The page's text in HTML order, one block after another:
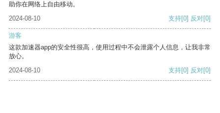
助你在网络上自由移动。
2024-08-10
支持[0] 反对[0]
游客
这款加速器app的安全性很高，使用过程中不会泄露个人信息，让我非常
放心。
2024-08-10
支持[0] 反对[0]